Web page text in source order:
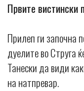
Првите вистински
Прилеп ги започна
дуелите во Струга
Танески да види
на натпревар.